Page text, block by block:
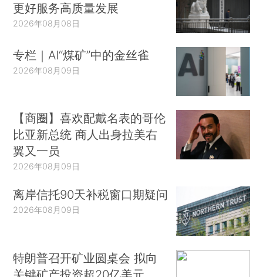
更好服务高质量发展
2026年08月08日
专栏｜AI“煤矿”中的金丝雀
2026年08月09日
【商圈】喜欢配戴名表的哥伦
比亚新总统 商人出身拉美右
翼又一员
2026年08月09日
离岸信托90天补税窗口期疑问
2026年08月09日
特朗普召开矿业圆桌会 拟向
关键矿产投资超20亿美元